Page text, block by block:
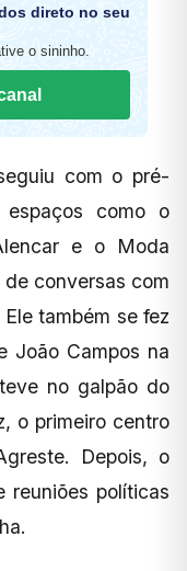
direto no seu
o sininho.
com o pré-
como o
e o Moda
conversas com
também se fez
João Campos na
no galpão do
o primeiro centro
Depois, o
reuniões políticas